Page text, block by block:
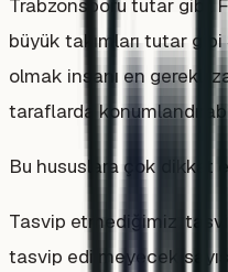
Trabzonsporu tutar gibi,
büyük takımları tutar
olmak insanı en gerekli
taraflarda
Bu hususlara çok dikkat
Tasvip etmediğimiz,
tasvip edilmeyecek